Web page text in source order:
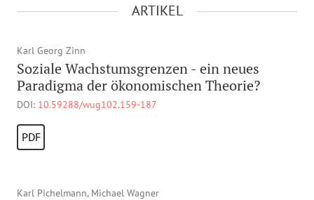
ARTIKEL
Karl Georg Zinn
Soziale Wachstumsgrenzen - ein neues
Paradigma der ökonomischen Theorie?
DOI: 10.59288/wug102.159-187
PDF
Karl Pichelmann, Michael Wagner